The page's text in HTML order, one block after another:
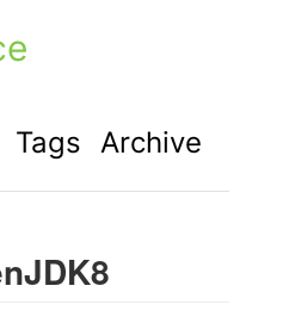
Tags Archive